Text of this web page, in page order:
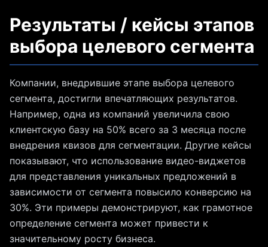
Результаты / кейсы этапов
выбора целевого сегмента
Компании, внедрившие этапе выбора целевого
сегмента, достигли впечатляющих результатов.
Например, одна из компаний увеличила свою
клиентскую базу на 50% всего за 3 месяца после
внедрения квизов для сегментации. Другие кейсы
показывают, что использование видео-виджетов
для представления уникальных предложений в
зависимости от сегмента повысило конверсию на
30%. Эти примеры демонстрируют, как грамотное
определение сегмента может привести к
значительному росту бизнеса.